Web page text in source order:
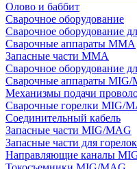
Олово и баббит
Сварочное оборудование
Сварочное оборудование
Сварочные аппараты MMA
Запасные части MMA
Сварочное оборудование
Сварочные аппараты MIG/
Механизмы подачи
Сварочные горелки MIG/
Соединительный кабель
Запасные части MIG/MAG
Запасные части для
Направляющие каналы